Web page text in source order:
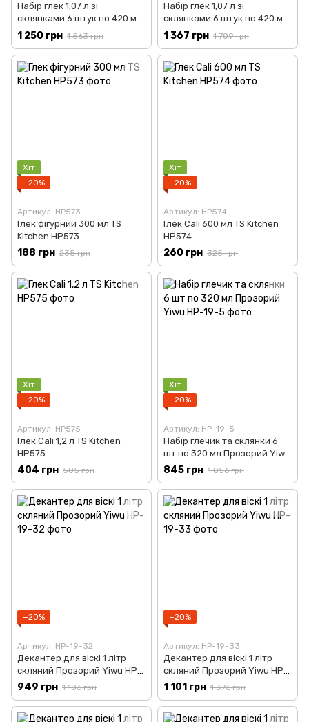
Набір глек 1,07 л зі
склянками 6 штук по 420 мл
прозорий TS Kitchen HP535
1 250 грн 1 563 грн
Набір глек 1,07 л зі
склянками 6 штук по 420 мл
бурштиновий TS Kitchen
1 367 грн 1 709 грн
Хіт
−20%
Артикул: HP573
Глек фігурний 300 мл TS
Kitchen HP573
188 грн 235 грн
Хіт
−20%
Артикул: HP574
Глек Cali 600 мл TS Kitchen
HP574
260 грн 325 грн
Хіт
−20%
Артикул: HP575
Глек Cali 1,2 л TS Kitchen
HP575
404 грн 505 грн
Хіт
−20%
Артикул: HP-19-5
Набір глечик та склянки 6
шт по 320 мл Прозорий Yiwu
HP-19-5
845 грн 1 056 грн
−20%
Артикул: HP-19-32
Декантер для віскі 1 літр
скляний Прозорий Yiwu HP-
19-32
949 грн 1 186 грн
−20%
Артикул: HP-19-33
Декантер для віскі 1 літр
скляний Прозорий Yiwu HP-
19-33
1 101 грн 1 376 грн